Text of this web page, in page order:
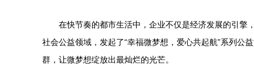
在快节奏的都市生活中，企业不仅是经济发展的引擎
社会公益领域，发起了“幸福微梦想，爱心共起航”系列公
群，让微梦想绽放出最灿烂的光芒。